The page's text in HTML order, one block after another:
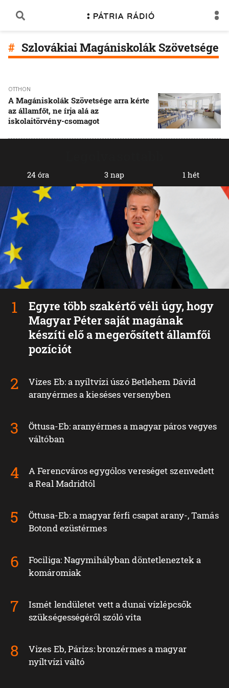
Szlovákiai Magániskolák Szövetsége
OTTHON
A Magániskolák Szövetsége arra kérte
az államfőt, ne írja alá az
iskolaitörvény-csomagot
24 óra 3 nap
Egyre több szakértő véli úgy, hogy
Magyar Péter saját magának
készíti elő a megerősített államfői
pozíciót
Vizes Eb: a nyíltvízi úszó Betlehem Dávid
aranyérmes a kieséses versenyben
Öttusa-Eb: aranyérmes a magyar páros vegyes
váltóban
A Ferencváros egygólos vereséget szenvedett
a Real Madridtól
Öttusa-Eb: a magyar férfi csapat arany-, Tamás
Botond ezüstérmes
Fociliga: Nagymihályban döntetleneztek a
komáromiak
Ismét lendületet vett a dunai vízlépcsők
szükségességéről szóló vita
Vizes Eb, Párizs: bronzérmes a magyar
nyíltvízi váltó
1 hét